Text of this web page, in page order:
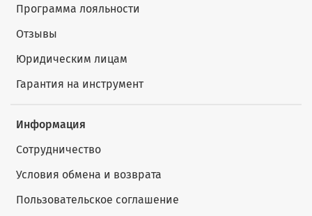
Программа лояльности
Отзывы
Юридическим лицам
Гарантия на инструмент
Информация
Сотрудничество
Условия обмена и возврата
Пользовательское соглашение